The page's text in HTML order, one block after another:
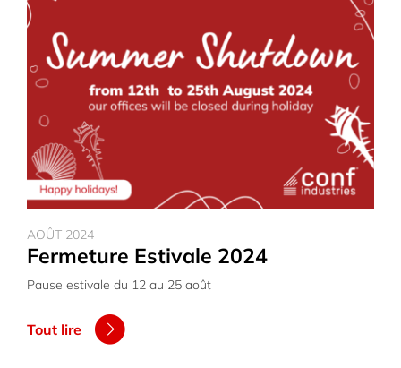
AOÛT 2024
Fermeture Estivale 2024
Pause estivale du 12 au 25 août
Tout lire